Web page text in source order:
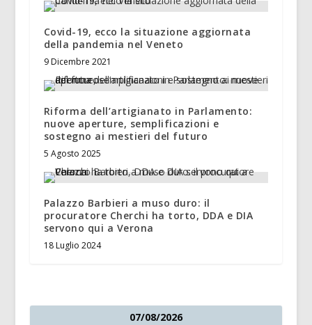
Covid-19, ecco la situazione aggiornata
della pandemia nel Veneto
9 Dicembre 2021
Riforma dell’artigianato in Parlamento:
nuove aperture, semplificazioni e
sostegno ai mestieri del futuro
5 Agosto 2025
Palazzo Barbieri a muso duro: il
procuratore Cherchi ha torto, DDA e DIA
servono qui a Verona
18 Luglio 2024
07/08/2026